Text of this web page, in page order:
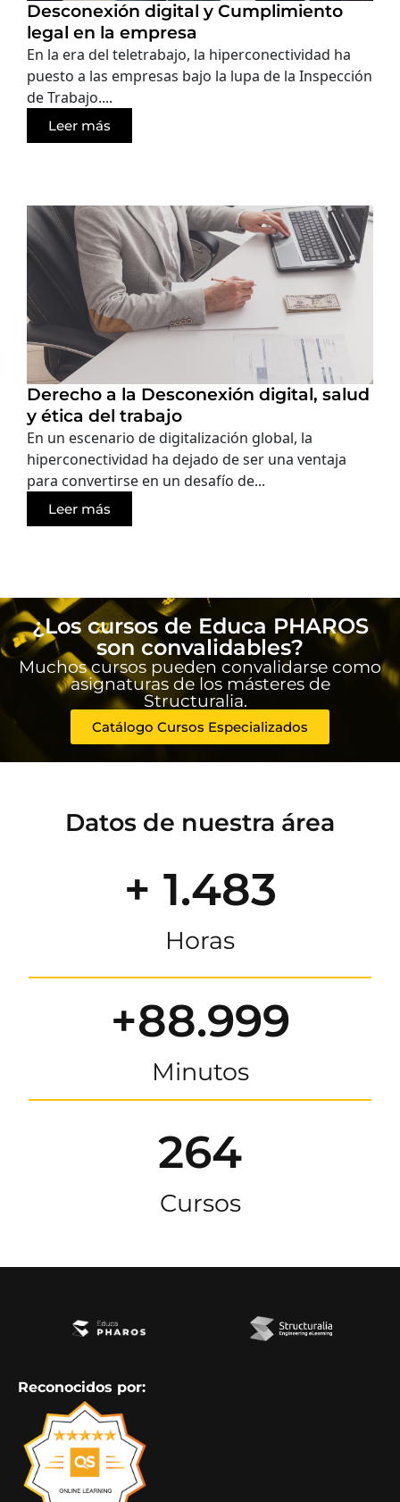
Desconexión digital y Cumplimiento
legal en la empresa
En la era del teletrabajo, la hiperconectividad ha
puesto a las empresas bajo la lupa de la Inspección
de Trabajo....
Leer más
Derecho a la Desconexión digital, salud
y ética del trabajo
En un escenario de digitalización global, la
hiperconectividad ha dejado de ser una ventaja
para convertirse en un desafío de...
Leer más
¿Los cursos de Educa PHAROS
son convalidables?
Muchos cursos pueden convalidarse como
asignaturas de los másteres de
Structuralia.
Catálogo Cursos Especializados
Datos de nuestra área
+ 1.483
Horas
+88.999
Minutos
264
Cursos
Reconocidos por: